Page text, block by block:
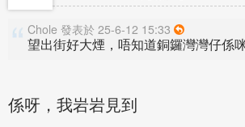
Chole 發表於 25-6-12 15:33
望出街好大煙，唔知道銅鑼灣灣仔係
係呀，我岩岩見到